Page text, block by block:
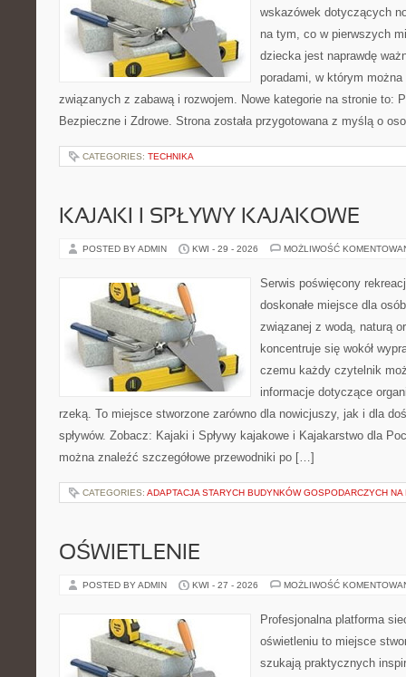
wskazówek dotyczących
na tym, co w pierwszych
dziecka jest naprawdę
poradami, w którym
związanych z zabawą i rozwojem. Nowe kategorie na stronie to:
Bezpieczne i Zdrowe. Strona została przygotowana z myślą o
CATEGORIES: TECHNIKA
KAJAKI I SPŁYWY KAJAKOWE
POSTED BY ADMIN KWI - 29 - 2026 MOŻLIWOŚĆ
Serwis poświęcony
doskonałe miejsce dla
związanej z wodą, naturą
koncentruje się wokół
czemu każdy czytelnik
informacje dotyczące
rzeką. To miejsce stworzone zarówno dla nowicjuszy, jak i dla
spływów. Zobacz: Kajaki i Spływy kajakowe i Kajakarstwo dla
można znaleźć szczegółowe przewodniki po […]
CATEGORIES: ADAPTACJA STARYCH BUDYNKÓW GOSPODARCZYCH
OŚWIETLENIE
POSTED BY ADMIN KWI - 27 - 2026 MOŻLIWOŚĆ
Profesjonalna platforma
oświetleniu to miejsce
szukają praktycznych